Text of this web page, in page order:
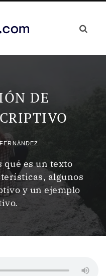
DE
qué es un texto
algunos
y un ejemplo